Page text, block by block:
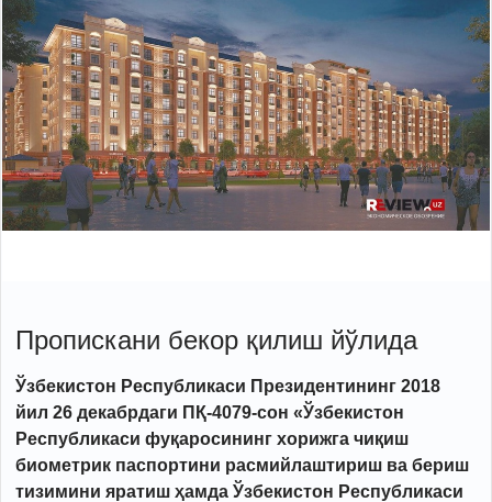
Пропискани бекор қилиш йўлида
Ўзбекистон Республикаси Президентининг 2018
йил 26 декабрдаги ПҚ-4079-сон «Ўзбекистон
Республикаси фуқаросининг хорижга чиқиш
биометрик паспортини расмийлаштириш ва бериш
тизимини яратиш ҳамда Ўзбекистон Республикаси